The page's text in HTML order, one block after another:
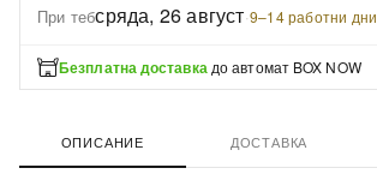
При тебсряда, 26 август·9–14 работни дни
Безплатна доставка до автомат BOX NOW
ОПИСАНИЕ ДОСТАВКА